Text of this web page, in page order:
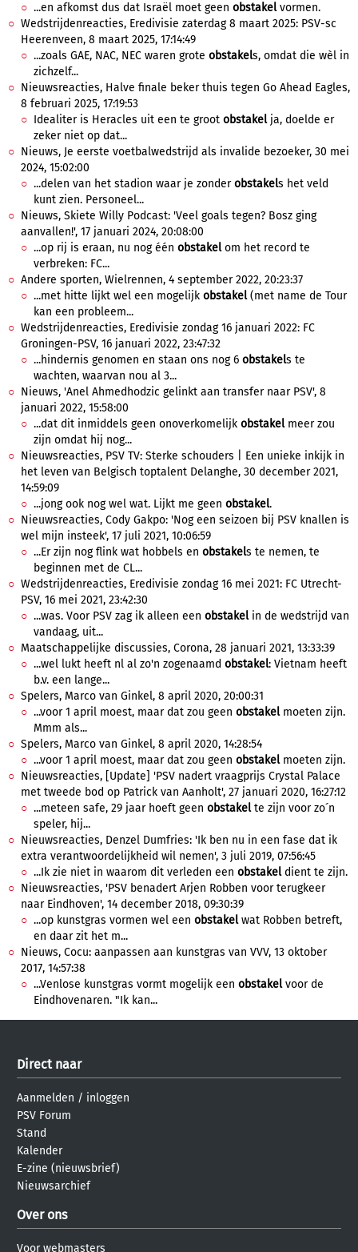
...en afkomst dus dat Israël moet geen obstakelvormen.
Wedstrijdenreacties, Eredivisie zaterdag 8 maart 2025: PSV-sc
Heerenveen, 8 maart 2025, 17:14:49
...zoals GAE, NAC, NEC waren grote obstakels, omdat die wèl in
zichzelf...
Nieuwsreacties, Halve finale beker thuis tegen Go Ahead Eagles,
8 februari 2025, 17:19:53
Idealiter is Heracles uit een te groot obstakelja, doelde er
zeker niet op dat...
Nieuws, Je eerste voetbalwedstrijd als invalide bezoeker, 30 mei
2024, 15:02:00
...delen van het stadion waar je zonderobstakels het veld
kunt zien. Personeel...
Nieuws, Skiete Willy Podcast: 'Veel goals tegen? Bosz ging
aanvallen!', 17 januari 2024, 20:08:00
...op rij is eraan, nu nog één obstakelom het record te
verbreken: FC...
Andere sporten, Wielrennen, 4 september 2022, 20:23:37
...met hitte lijkt wel een mogelijk obstakel(met name de Tour
kan een probleem...
Wedstrijdenreacties, Eredivisie zondag 16 januari 2022: FC
Groningen-PSV, 16 januari 2022, 23:47:32
...hindernis genomen en staan ons nog 6 obstakels te
wachten, waarvan nou al 3...
Nieuws, 'Anel Ahmedhodzic gelinkt aan transfer naar PSV', 8
januari 2022, 15:58:00
...dat dit inmiddels geen onoverkomelijk obstakelmeer zou
zijn omdat hij nog...
Nieuwsreacties, PSV TV: Sterke schouders | Een unieke inkijk in
het leven van Belgisch toptalent Delanghe, 30 december 2021,
14:59:09
...jong ook nog wel wat. Lijkt me geen obstakel.
Nieuwsreacties, Cody Gakpo: 'Nog een seizoen bij PSV knallen is
wel mijn insteek', 17 juli 2021, 10:06:59
...Er zijn nog flink wat hobbels en obstakels te nemen, te
beginnen met de CL...
Wedstrijdenreacties, Eredivisie zondag 16 mei 2021: FC Utrecht-
PSV, 16 mei 2021, 23:42:30
...was. Voor PSV zag ik alleen een obstakelin de wedstrijd van
vandaag, uit...
Maatschappelijke discussies, Corona, 28 januari 2021, 13:33:39
...wel lukt heeft nl al zo'n zogenaamd obstakel: Vietnam heeft
b.v. een lange...
Spelers, Marco van Ginkel, 8 april 2020, 20:00:31
...voor 1 april moest, maar dat zou geen obstakelmoeten zijn.
Mmm als...
Spelers, Marco van Ginkel, 8 april 2020, 14:28:54
...voor 1 april moest, maar dat zou geen obstakelmoeten zijn.
Nieuwsreacties, [Update] 'PSV nadert vraagprijs Crystal Palace
met tweede bod op Patrick van Aanholt', 27 januari 2020, 16:27:12
...meteen safe, 29 jaar hoeft geen obstakelte zijn voor zo´n
speler, hij...
Nieuwsreacties, Denzel Dumfries: 'Ik ben nu in een fase dat ik
extra verantwoordelijkheid wil nemen', 3 juli 2019, 07:56:45
...Ik zie niet in waarom dit verleden een obstakeldient te zijn.
Nieuwsreacties, 'PSV benadert Arjen Robben voor terugkeer
naar Eindhoven', 14 december 2018, 09:30:39
...op kunstgras vormen wel een obstakelwat Robben betreft,
en daar zit het m...
Nieuws, Cocu: aanpassen aan kunstgras van VVV, 13 oktober
2017, 14:57:38
...Venlose kunstgras vormt mogelijk een obstakelvoor de
Eindhovenaren. "Ik kan...
Direct naar
Aanmelden / inloggen
PSV Forum
Stand
Kalender
E-zine (nieuwsbrief)
Nieuwsarchief
Over ons
Voor webmasters